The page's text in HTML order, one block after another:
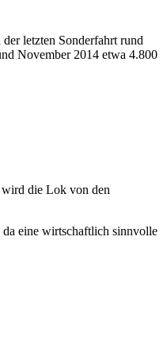
letzten Sonderfahrt rund
November 2014 etwa 4.800
wird die Lok von den
eine wirtschaftlich sinnvolle